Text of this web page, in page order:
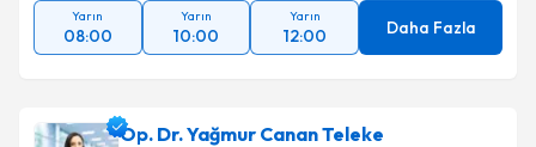
Yarın
08:00
Yarın
10:00
Yarın
12:00 Daha Fazla
Op. Dr. Yağmur Canan Teleke